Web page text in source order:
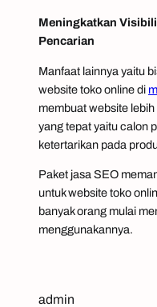
Meningkatkan
Pencarian
Manfaat lainnya yaitu
website tokoonlinedi
membuat website
yang tepat yaitu calon
ketertarikan pada
Paket jasa SEO
untuk website toko
banyak orang mulai
menggunakannya.
admin